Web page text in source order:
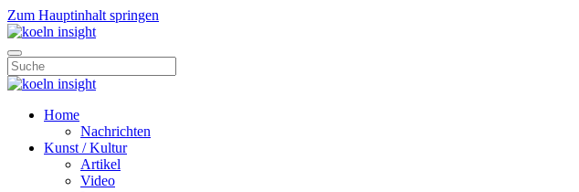
Zum Hauptinhalt springen
Home
Nachrichten
Kunst / Kultur
Artikel
Video